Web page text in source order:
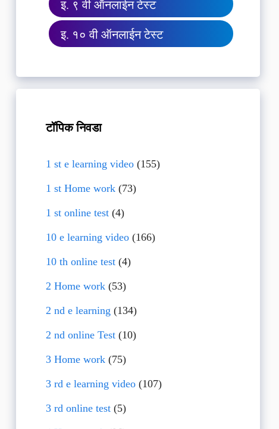
इ. ९ वी ऑनलाईन टेस्ट
इ. १० वी ऑनलाईन टेस्ट
टॉपिक निवडा
1 st e learning video(155)
1 st Home work(73)
1 st online test(4)
10 e learning video(166)
10 th online test(4)
2 Home work(53)
2 nd e learning (134)
2 nd online Test(10)
3 Home work(75)
3 rd e learning video(107)
3 rd online test(5)